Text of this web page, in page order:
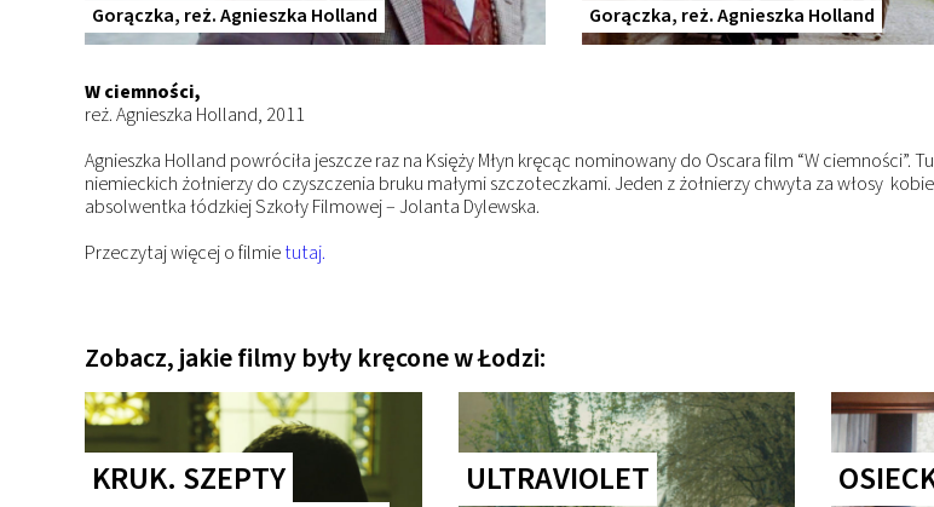
Gorączka, reż. Agnieszka Holland Gorączka, reż. Agnieszka Holland
W ciemności,
reż. Agnieszka Holland, 2011
Agnieszka Holland powróciła jeszcze raz na Księży Młyn kręcąc nominowany do Oscara film “W
niemieckich żołnierzy do czyszczenia bruku małymi szczoteczkami. Jeden z żołnierzy chwyta za włosy
absolwentka łódzkiej Szkoły Filmowej – Jolanta Dylewska.
Przeczytaj więcej o filmietutaj.
Zobacz, jakie filmy były kręcone w Łodzi:
KRUK. SZEPTY
ULTRAVIOLET